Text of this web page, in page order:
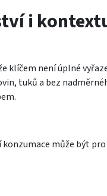
i
klíčem není úplné
tuků a bez
konzumace může být